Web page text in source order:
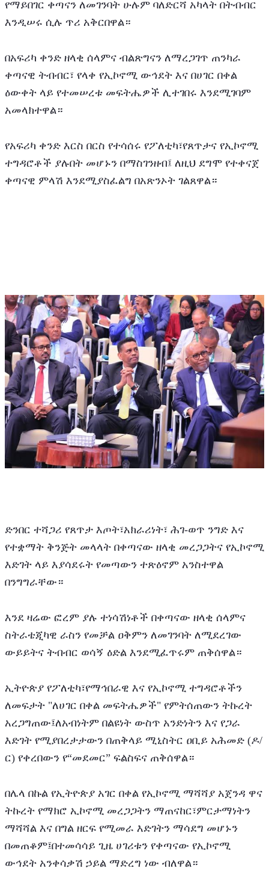
የማይበገር ቀጣናን ለመገንባት ሁሉም ባለድርሻ አካላት በትብብር
እንዲሠሩ ሲሉ ጥሪ አቅርበዋል።
በአፍሪካ ቀንድ ዘላቂ ሰላምና ብልጽግናን ለማረጋገጥ ጠንካራ
ቀጣናዊ ትብብር፣ የላቀ የኢኮኖሚ ውኅደት እና በሀገር በቀል
ዕውቀት ላይ የተመሠረቱ መፍትሔዎች ሊተገበሩ እንደሚገባም
አመላክተዋል።
የአፍሪካ ቀንድ እርስ በርስ የተሳሰሩ የፖለቲካ፣የጸጥታና የኢኮኖሚ
ተግዳሮቶች ያሉበት መሆኑን በማስገንዘብ፤ ለዚህ ደግሞ የተቀናጀ
ቀጣናዊ ምላሽ እንደሚያስፈልግ በአጽንኦት ገልጸዋል።
ድንበር ተሻጋሪ የጸጥታ እጦት፣አክራሪነት፣ ሕገ-ወጥ ንግድ እና
የተቋማት ቅንጅት መላላት በቀጣናው ዘላቂ መረጋጋትና የኢኮኖሚ
እድገት ላይ እያሳደሩት የመጣውን ተጽዕኖም አንስተዋል
በንግግራቸው።
እንደ ዛሬው ፎረም ያሉ ተነሳሽነቶች በቀጣናው ዘላቂ ሰላምና
ስትራቴጂካዊ ራስን የመቻል ዐቅምን ለመገንባት ለሚደረገው
ውይይትና ትብብር ወሳኝ ዕድል እንደሚፈጥሩም ጠቅሰዋል።
ኢትዮጵያ የፖለቲካ፣የማኅበራዊ እና የኢኮኖሚ ተግዳሮቶችን
ለመፍታት "ለሀገር በቀል መፍትሔዎች" የምትሰጠውን ትኩረት
አረጋግጠው፤ለአብነትም በልዩነት ውስጥ አንድነትን እና የጋራ
እድገት የሚያበረታታውን በጠቅላይ ሚኒስትር ዐቢይ አሕመድ (ዶ/
ር) የቀረበውን የ“መደመር” ፍልስፍና ጠቅሰዋል።
በሌላ በኩል የኢትዮጵያ አገር በቀል የኢኮኖሚ ማሻሻያ አጀንዳ ዋና
ትኩረት የማክሮ ኢኮኖሚ መረጋጋትን ማጠናከር፣ምርታማነትን
ማሻሻል እና በግል ዘርፍ የሚመራ እድገትን ማሳደግ መሆኑን
በመጠቆም፤በተመሳሳይ ጊዜ ሀገሪቱን የቀጣናው የኢኮኖሚ
ውኅደት አንቀሳቃሽ ኃይል ማድረግ ነው ብለዋል።